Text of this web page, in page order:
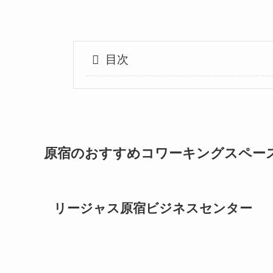
目次
原宿のおすすめコワーキングスペー
リージャス原宿ビジネスセンター